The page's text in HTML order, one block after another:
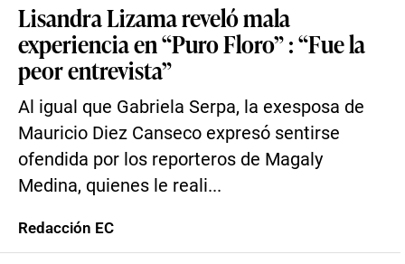
Lisandra Lizama reveló mala
experiencia en “Puro Floro” : “Fue la
peor entrevista”
Al igual que Gabriela Serpa, la exesposa de
Mauricio Diez Canseco expresó sentirse
ofendida por los reporteros de Magaly
Medina, quienes le reali...
Redacción EC